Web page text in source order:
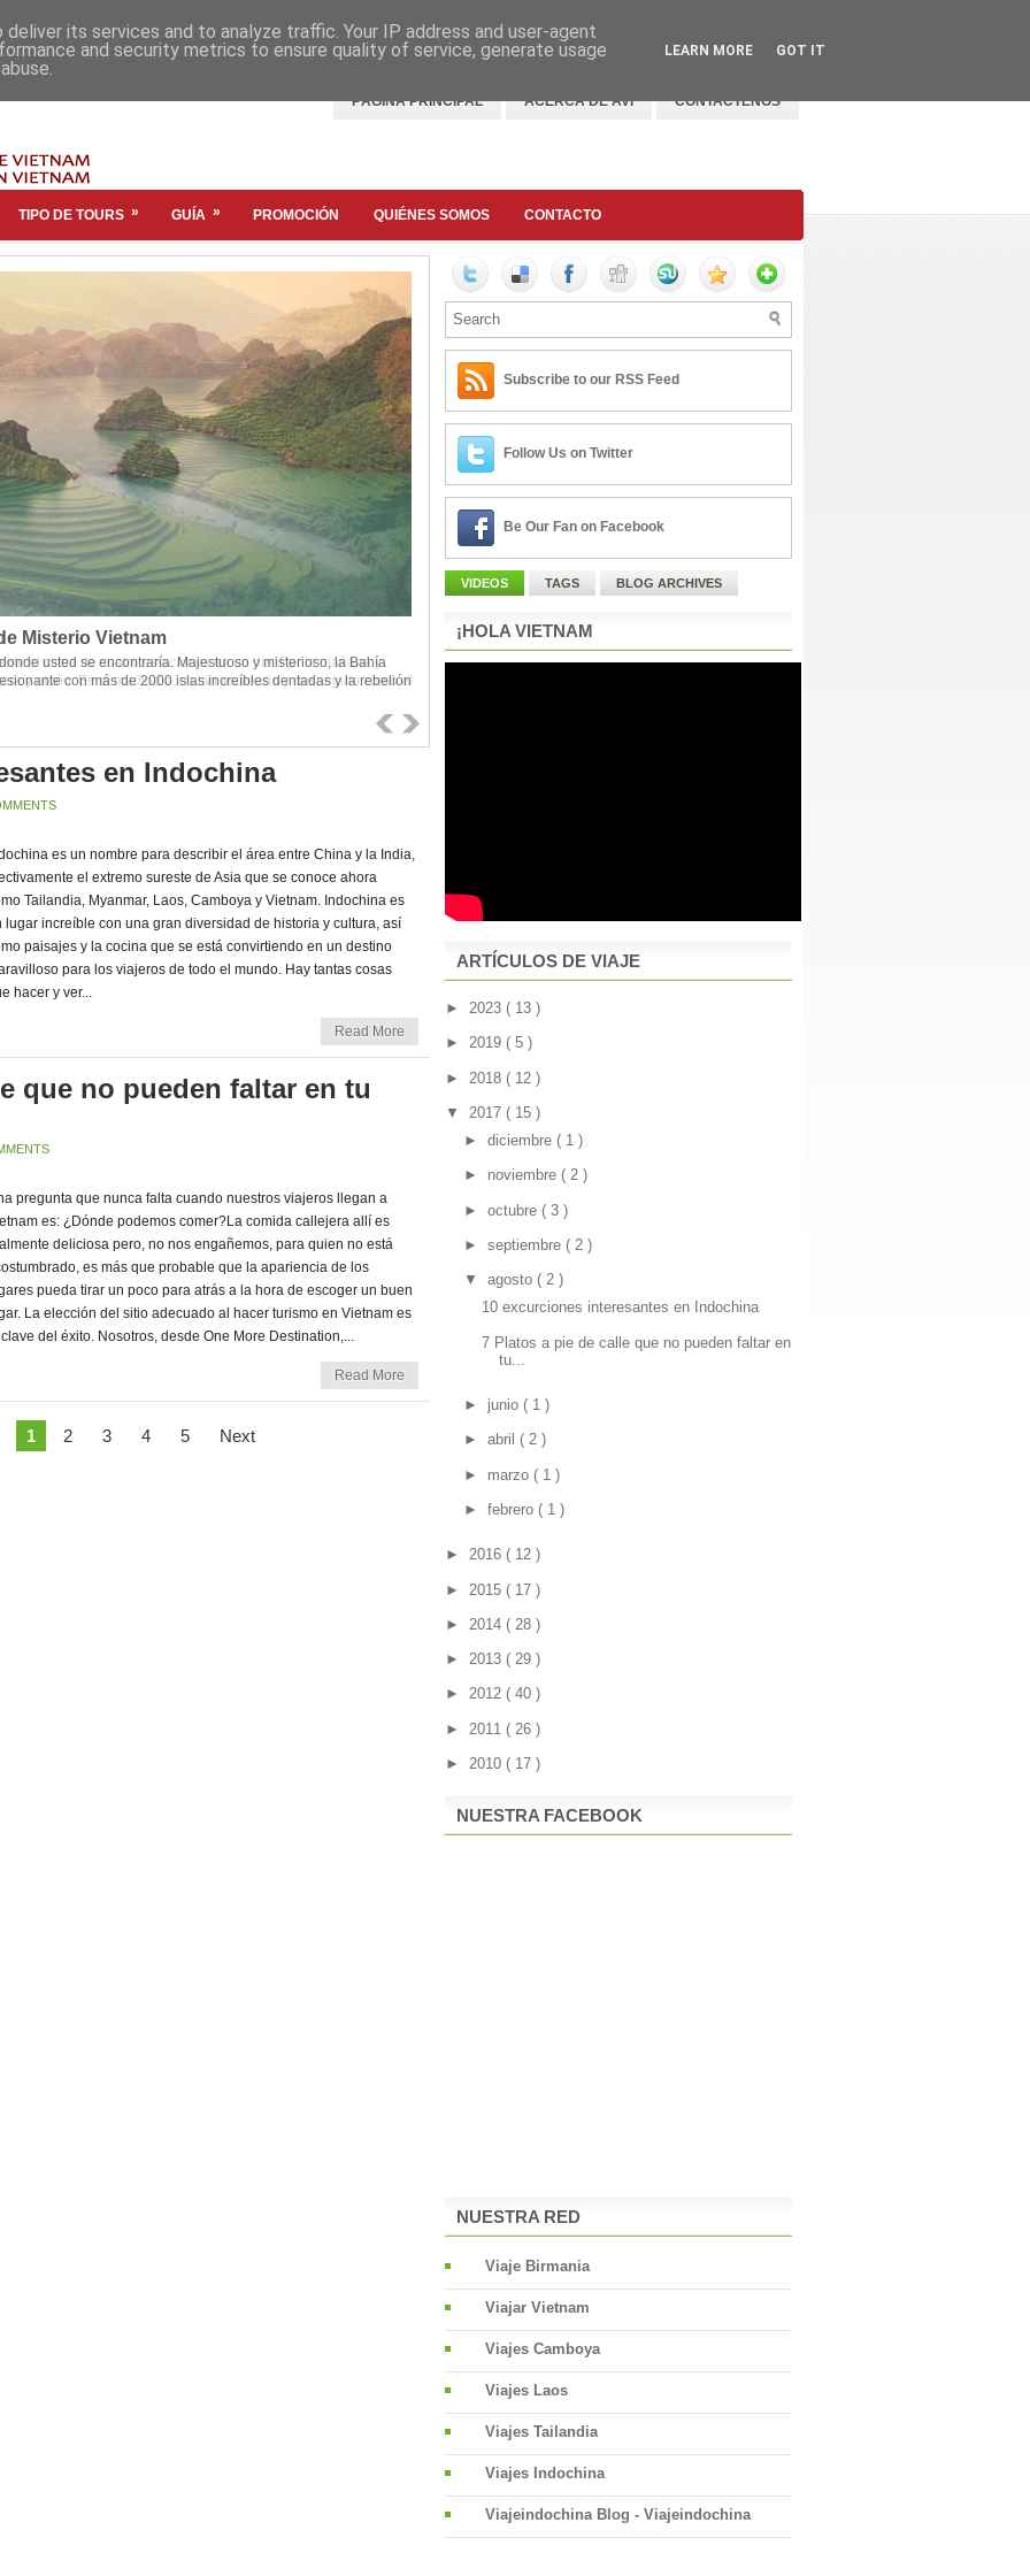
PÁGINA PRINCIPAL ACERCA DE AVI CONTACTENOS
TIPO DE TOURS » GUÍA » PROMOCIÓN QUIÉNES SOMOS CONTACTO
Misterio Vietnam
usted se encontraría. Majestuoso y misterioso, la Bahía
con más de 2000 islas increíbles dentadas y la rebelión
el clima de cuatro estaciones en un día. Por la mañana y
y otoño. En el mediodía, es tan asoleado y despejado como el
en Indochina
es un nombre para describir el área entre China y la India,
el extremo sureste de Asia que se conoce ahora
Tailandia, Myanmar, Laos, Camboya y Vietnam. Indochina es
lugar increíble con una gran diversidad de historia y cultura, así
paisajes y la cocina que se está convirtiendo en un destino
para los viajeros de todo el mundo. Hay tantas cosas
hacer y ver...
Read More
que no pueden faltar en tu
pregunta que nunca falta cuando nuestros viajeros llegan a
es: ¿Dónde podemos comer?La comida callejera allí es
deliciosa pero, no nos engañemos, para quien no está
es más que probable que la apariencia de los
pueda tirar un poco para atrás a la hora de escoger un buen
La elección del sitio adecuado al hacer turismo en Vietnam es
clave del éxito. Nosotros, desde One More Destination,...
Read More
1 2 3 4 5 Next
Subscribe to our RSS Feed
Follow Us on Twitter
Be Our Fan on Facebook
VIDEOS TAGS BLOG ARCHIVES
¡HOLA VIETNAM
ARTÍCULOS DE VIAJE
► 2023 ( 13 )
► 2019 ( 5 )
► 2018 ( 12 )
▼ 2017 ( 15 )
► diciembre ( 1 )
► noviembre ( 2 )
► octubre ( 3 )
► septiembre ( 2 )
▼ agosto ( 2 )
10 excurciones interesantes en Indochina
7 Platos a pie de calle que no pueden faltar en
tu...
► junio ( 1 )
► abril ( 2 )
► marzo ( 1 )
► febrero ( 1 )
► 2016 ( 12 )
► 2015 ( 17 )
► 2014 ( 28 )
► 2013 ( 29 )
► 2012 ( 40 )
► 2011 ( 26 )
► 2010 ( 17 )
NUESTRA FACEBOOK
NUESTRA RED
Viaje Birmania
Viajar Vietnam
Viajes Camboya
Viajes Laos
Viajes Tailandia
Viajes Indochina
Viajeindochina Blog - Viajeindochina
its services and to analyze traffic. Your IP address and user-agent
and security metrics to ensure quality of service, generate usage
LEARN MORE GOT IT